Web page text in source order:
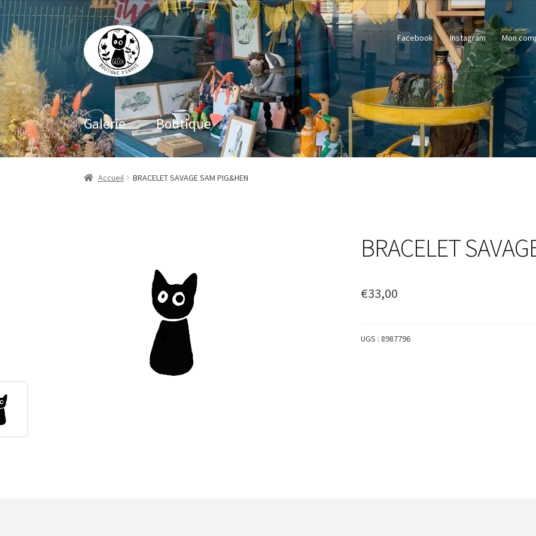
Aller
à
la
navigation
Aller
au
contenu
Facebook Instagram Mon
Galerie Boutique
Accueil BRACELET SAVAGE SAM PIG&HEN
BRACELET
€33,00
UGS : 8987796